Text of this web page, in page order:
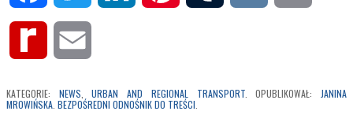
Rediff
KATEGORIE: NEWS ,URBAN AND REGIONAL TRANSPORT. OPUBLIKOWAŁ: JANINA
MROWIŃSKA BEZPOŚREDNI ODNOŚNIK DO TREŚCI